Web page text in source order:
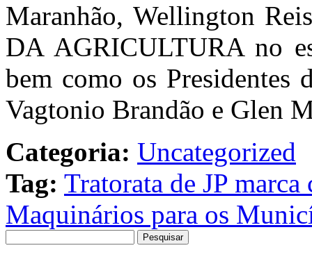
Maranhão, Wellington
DA AGRICULTURA no
bem como os
Vagtonio Brandão e Glen
Categoria: Uncategorized
Tag: Tratorata de JP
Maquinários para os
por: